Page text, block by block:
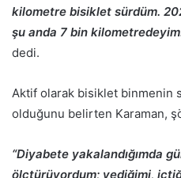
kilometre bisiklet sürdüm.
şu anda 7 bin
dedi.
Aktif olarak bisiklet binmenin
olduğunu belirten Karaman,
“Diyabete yakalandığımda
ölçtürüyordum; yediğimi,